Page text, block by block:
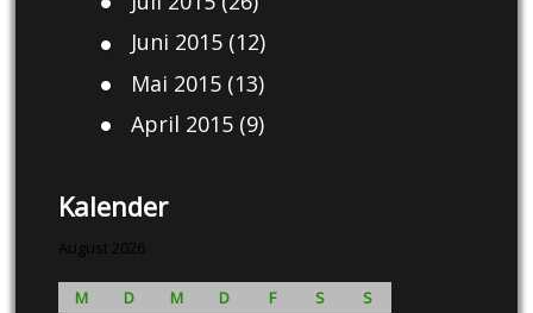
Juni 2015(12)
Mai 2015(13)
April 2015(9)
Kalender
August 2026
M D M D F S
S